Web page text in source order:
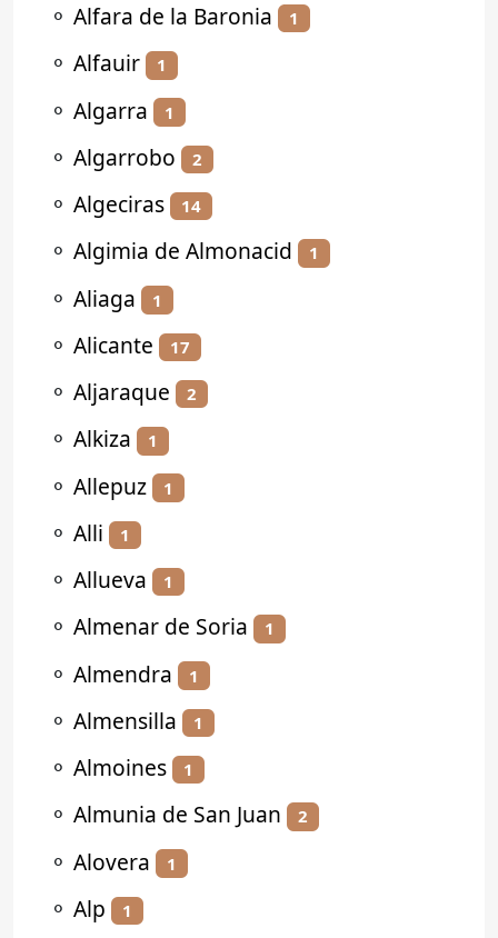
⚬ Alfara de la Baronia 1
⚬ Alfauir 1
⚬ Algarra 1
⚬ Algarrobo 2
⚬ Algeciras 14
⚬ Algimia de Almonacid 1
⚬ Aliaga 1
⚬ Alicante 17
⚬ Aljaraque 2
⚬ Alkiza 1
⚬ Allepuz 1
⚬ Alli 1
⚬ Allueva 1
⚬ Almenar de Soria 1
⚬ Almendra 1
⚬ Almensilla 1
⚬ Almoines 1
⚬ Almunia de San Juan 2
⚬ Alovera 1
⚬ Alp 1